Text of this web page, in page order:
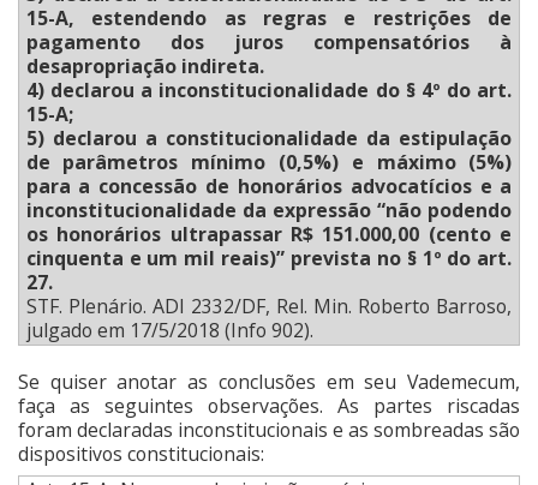
15-A, estendendo as regras e restrições de
pagamento dos juros compensatórios à
desapropriação indireta.
4) declarou a inconstitucionalidade do § 4º do art.
15-A;
5) declarou a constitucionalidade da estipulação
de parâmetros mínimo (0,5%) e máximo (5%)
para a concessão de honorários advocatícios e a
inconstitucionalidade da expressão “não podendo
os honorários ultrapassar R$ 151.000,00 (cento e
cinquenta e um mil reais)” prevista no § 1º do art.
27.
STF. Plenário. ADI 2332/DF, Rel. Min. Roberto Barroso,
julgado em 17/5/2018 (Info 902).
Se quiser anotar as conclusões em seu Vademecum,
faça as seguintes observações. As partes riscadas
foram declaradas inconstitucionais e as sombreadas são
dispositivos constitucionais: